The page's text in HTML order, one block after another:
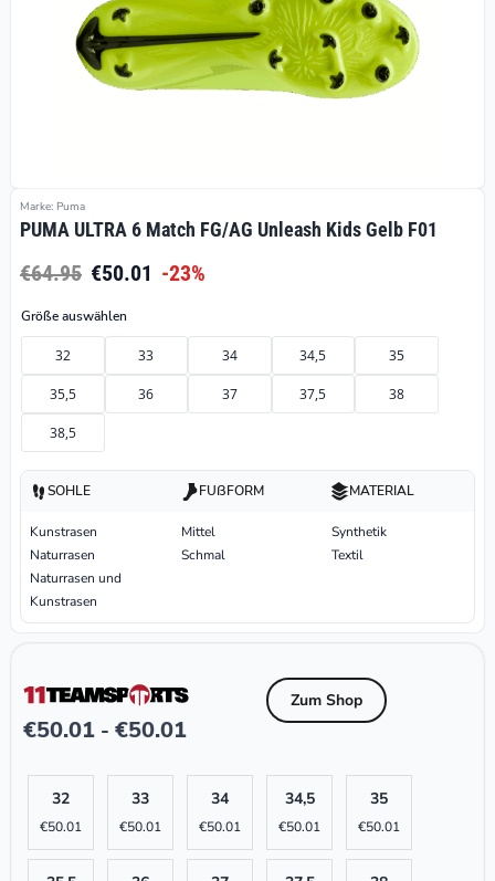
Marke: Puma
PUMA ULTRA 6 Match FG/AG Unleash Kids Gelb F01
€64.95 €50.01 -23%
Größe auswählen
32 33 34 34,5 35
35,5 36 37 37,5 38
38,5
SOHLE
Kunstrasen
Naturrasen
Naturrasen und
Kunstrasen
FUßFORM
Mittel
Schmal
MATERIAL
Synthetik
Textil
€50.01 - €50.01
Zum Shop
32
€50.01
33
€50.01
34
€50.01
34,5
€50.01
35
€50.01